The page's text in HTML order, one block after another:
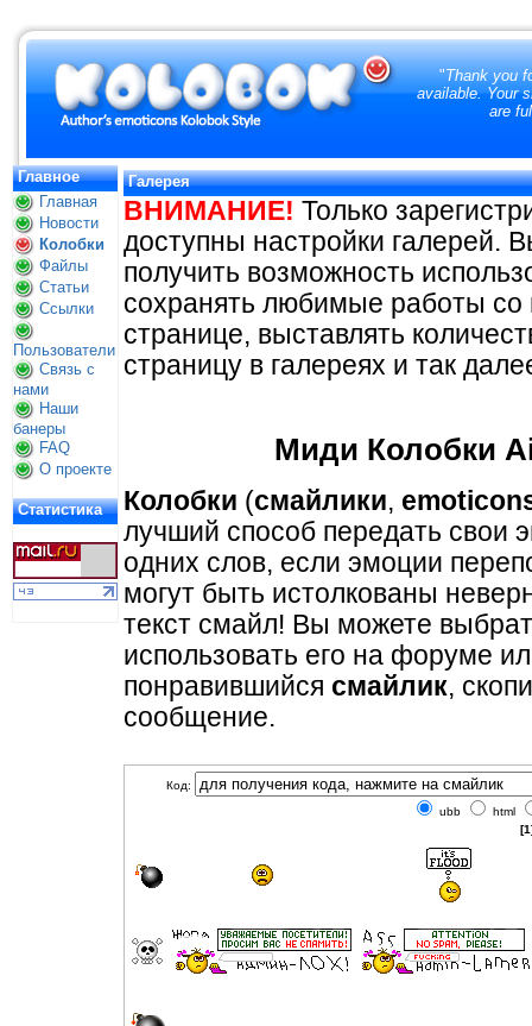
"Thank you
available. Your
are
Главное
менюГлавная
Новости
Колобки
Файлы
Статьи
Ссылки
Пользователи
Связь с
нами
Наши
банеры
FAQ
О проекте
Статистика
Галерея
ВНИМАНИЕ! Только
доступны настройки галерей.
получить возможность
сохранять любимые работы
странице, выставлять
страницу в галереях и так
Миди Колобки
Колобки (смайлики,
лучший способ передать свои
одних слов, если эмоции
могут быть истолкованы
текст смайл! Вы можете
использовать его на форуме
понравившийся смайлик,
сообщение.
Код:
ubb
html